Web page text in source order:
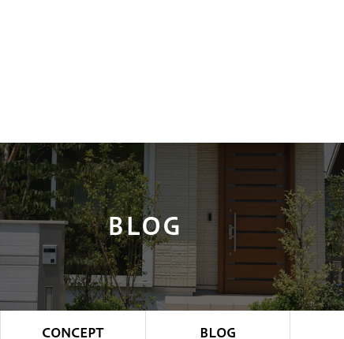
BLOG
CONCEPT BLOG